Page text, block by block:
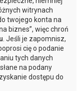
witrynach
twojego konta na
biznes”, więc chroń
. Jeśli je zapomnisz,
cię o podanie
tych danych
na podany
dostępu do